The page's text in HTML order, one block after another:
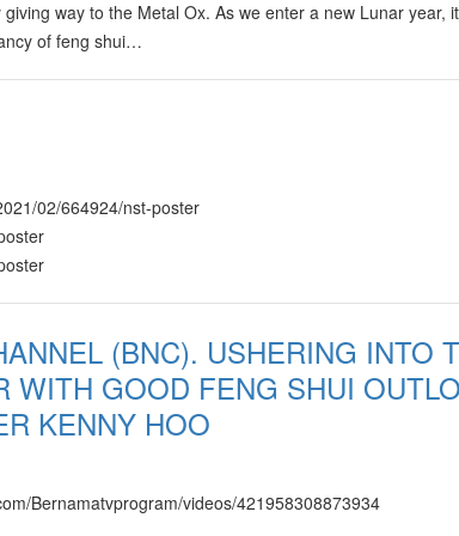
，并容易接受无数创新科技产品与方式。 特别是在属火的
增强功能以及更加智能 。 这样的市场趋势也激发许多公司的
way to the Metal Ox. As we enter a new Lunar year,
of feng shui…
02/664924/nst-poster
(BNC). USHERING INTO
WITH GOOD FENG SHUI
KENNY HOO
Bernamatvprogram/videos/421958308873934